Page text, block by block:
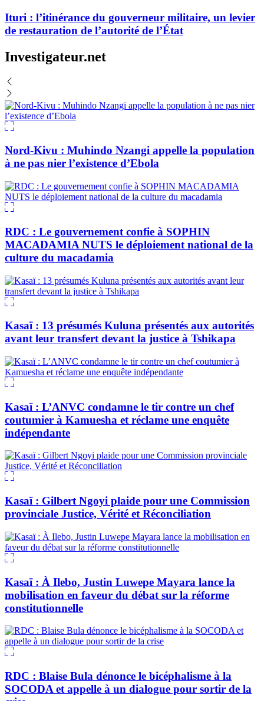
Ituri : l’itinérance du gouverneur militaire, un levier
de restauration de l’autorité de l’État
Investigateur.net
Nord-Kivu : Muhindo Nzangi appelle la population
à ne pas nier l’existence d’Ebola
RDC : Le gouvernement confie à SOPHIN
MACADAMIA NUTS le déploiement national de la
culture du macadamia
Kasaï : 13 présumés Kuluna présentés aux autorités
avant leur transfert devant la justice à Tshikapa
Kasaï : L’ANVC condamne le tir contre un chef
coutumier à Kamuesha et réclame une enquête
indépendante
Kasaï : Gilbert Ngoyi plaide pour une Commission
provinciale Justice, Vérité et Réconciliation
Kasaï : À Ilebo, Justin Luwepe Mayara lance la
mobilisation en faveur du débat sur la réforme
constitutionnelle
RDC : Blaise Bula dénonce le bicéphalisme à la
SOCODA et appelle à un dialogue pour sortir de la